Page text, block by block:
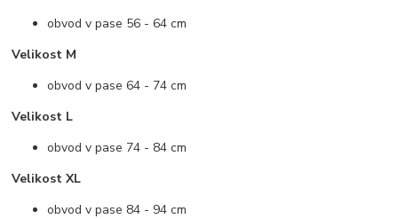
obvod v pase 56 - 64 cm
Velikost M
obvod v pase 64 - 74 cm
Velikost L
obvod v pase 74 - 84 cm
Velikost XL
obvod v pase 84 - 94 cm